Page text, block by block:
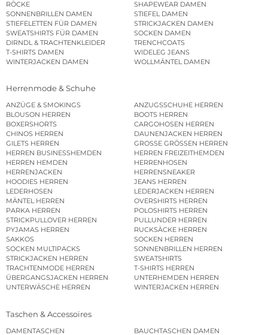
RÖCKE
SHAPEWEAR DAMEN
SONNENBRILLEN DAMEN
STIEFEL DAMEN
STIEFELETTEN FÜR DAMEN
STRICKJACKEN DAMEN
SWEATSHIRTS FÜR DAMEN
SOCKEN DAMEN
DIRNDL & TRACHTENKLEIDER
TRENCHCOATS
T-SHIRTS DAMEN
WIDELEG JEANS
WINTERJACKEN DAMEN
WOLLMÄNTEL DAMEN
Herrenmode & Schuhe
ANZÜGE & SMOKINGS
ANZUGSSCHUHE HERREN
BLOUSON HERREN
BOOTS HERREN
BOXERSHORTS
CARGOHOSEN HERREN
CHINOS HERREN
DAUNENJACKEN HERREN
GILETS HERREN
GROSSE GRÖSSEN HERREN
HERREN BUSINESSHEMDEN
HERREN FREIZEITHEMDEN
HERREN HEMDEN
HERRENHOSEN
HERRENJACKEN
HERRENSNEAKER
HOODIES HERREN
JEANS HERREN
LEDERHOSEN
LEDERJACKEN HERREN
MÄNTEL HERREN
OVERSHIRTS HERREN
PARKA HERREN
POLOSHIRTS HERREN
STRICKPULLOVER HERREN
PULLUNDER HERREN
PYJAMAS HERREN
RUCKSÄCKE HERREN
SAKKOS
SOCKEN HERREN
SOCKEN MULTIPACKS
SONNENBRILLEN HERREN
STRICKJACKEN HERREN
SWEATSHIRTS
TRACHTENMODE HERREN
T-SHIRTS HERREN
ÜBERGANGSJACKEN HERREN
UNTERHEMDEN HERREN
UNTERWÄSCHE HERREN
WINTERJACKEN HERREN
Taschen & Accessoires
DAMENTASCHEN
BAUCHTASCHEN DAMEN